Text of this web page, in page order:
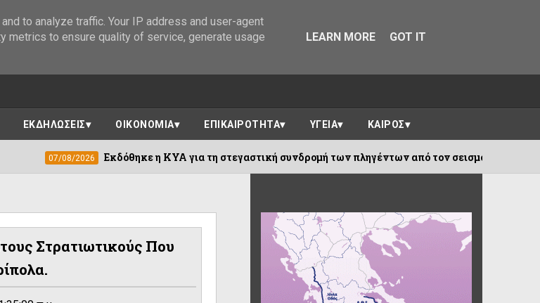
ΕΚΔΗΛΩΣΕΙΣ ΟΙΚΟΝΟΜΙΑ ΕΠΙΚΑΙΡΟΤΗΤΑ ΥΓΕΙΑ ΚΑΙΡΟΣ
απορριμμάτων .... 07/08/2026 Εκδόθηκε η ΚΥΑ για τη στεγαστική συνδρομή των πληγέντων
Στρατιωτικούς Που
to analyze traffic. Your IP address and user-agent
metrics to ensure quality of service, generate usage
LEARN MORE GOT IT